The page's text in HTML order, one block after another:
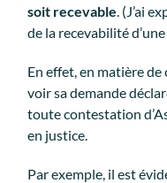
soit recevable . (J’ai
de la recevabilité
En effet, en matière
voir sa demande
toute contestation
en justice.
Par exemple, il est